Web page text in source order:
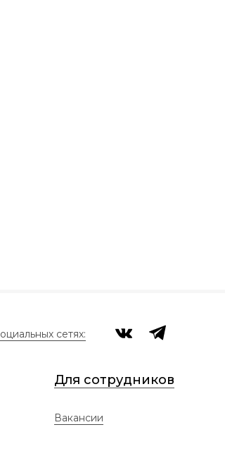
сетях:
Для сотрудников
Вакансии